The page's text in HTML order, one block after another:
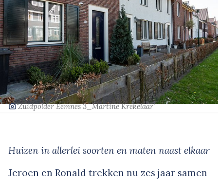
‘Zuidpolder Eemnes 3_Martine Krekelaar’
Huizen in allerlei soorten en maten naast elkaar
Jeroen en Ronald trekken nu zes jaar samen